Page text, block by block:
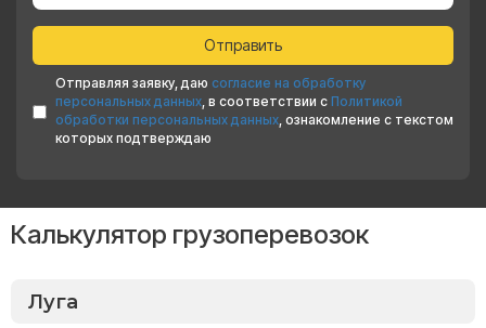
Отправляя заявку, даю согласие на обработку
персональных данных, в соответствии с Политикой
обработки персональных данных, ознакомление с текстом
которых подтверждаю
Калькулятор грузоперевозок